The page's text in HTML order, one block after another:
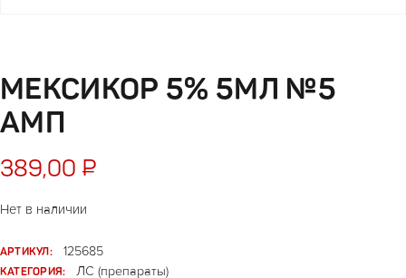
МЕКСИКОР 5% 5МЛ №5
АМП
389,00 ₽
Нет в наличии
АРТИКУЛ:
125685
КАТЕГОРИЯ:
ЛС (препараты)